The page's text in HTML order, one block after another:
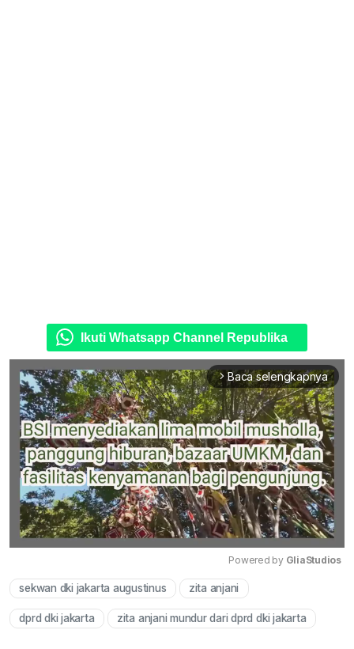
Ikuti Whatsapp Channel Republika
arrow_forward_ios Baca selengkapnya
Powered by GliaStudios
sekwan dki jakarta augustinus zita anjani
dprd dki jakarta zita anjani mundur dari dprd dki jakarta